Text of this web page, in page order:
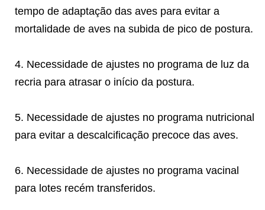
tempo de adaptação das aves para evitar a
mortalidade de aves na subida de pico de postura.
4. Necessidade de ajustes no programa de luz da
recria para atrasar o início da postura.
5. Necessidade de ajustes no programa nutricional
para evitar a descalcificação precoce das aves.
6. Necessidade de ajustes no programa vacinal
para lotes recém transferidos.